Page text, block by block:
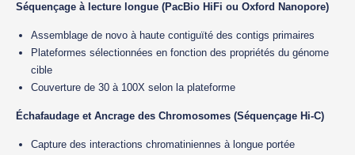
Séquençage à lecture longue (PacBio HiFi ou Oxford Nanopore)
Assemblage de novo à haute contiguïté des contigs primaires
Plateformes sélectionnées en fonction des propriétés du génome
cible
Couverture de 30 à 100X selon la plateforme
Échafaudage et Ancrage des Chromosomes (Séquençage Hi-C)
Capture des interactions chromatiniennes à longue portée